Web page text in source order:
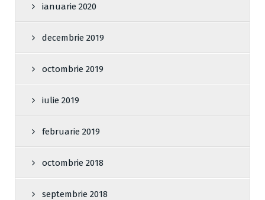
ianuarie 2020
decembrie 2019
octombrie 2019
iulie 2019
februarie 2019
octombrie 2018
septembrie 2018